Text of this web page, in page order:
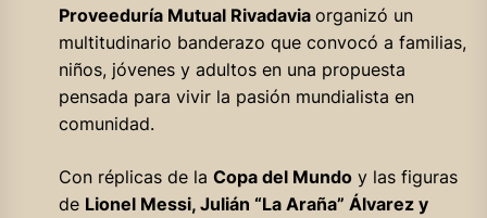
Proveeduría Mutual Rivadavia organizó un
multitudinario banderazo que convocó a familias,
niños, jóvenes y adultos en una propuesta
pensada para vivir la pasión mundialista en
comunidad.
Con réplicas de la Copa del Mundoy las figuras
de Lionel Messi, Julián “La Araña” Álvarez y